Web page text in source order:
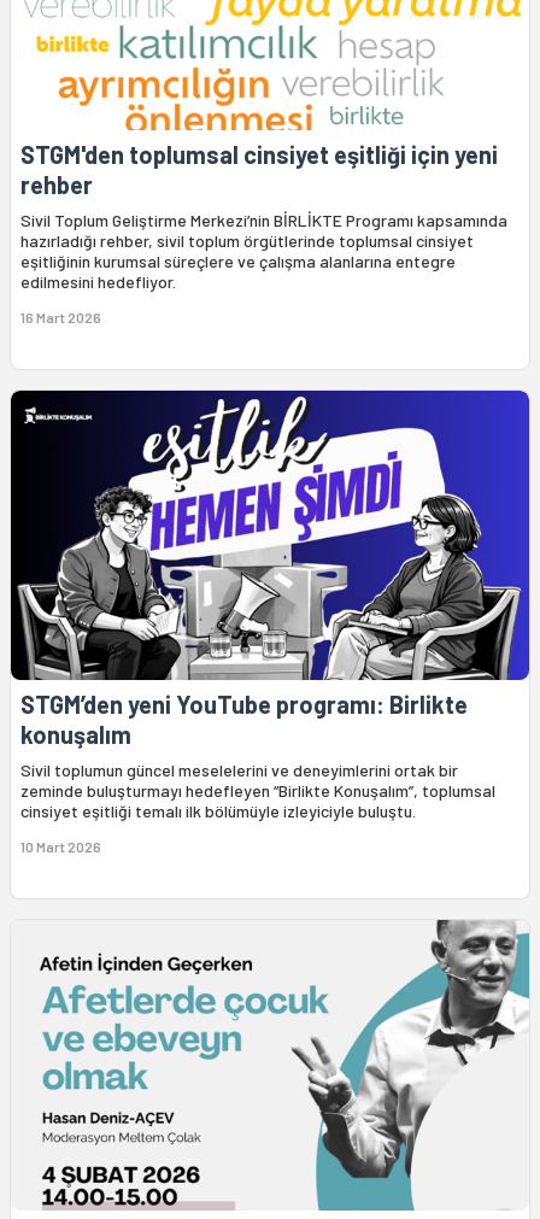
STGM'den toplumsal cinsiyet eşitliği için yeni
rehber
Sivil Toplum Geliştirme Merkezi’nin BİRLİKTE Programı kapsamında
hazırladığı rehber, sivil toplum örgütlerinde toplumsal cinsiyet
eşitliğinin kurumsal süreçlere ve çalışma alanlarına entegre
edilmesini hedefliyor.
16 Mart 2026
STGM’den yeni YouTube programı: Birlikte
konuşalım
Sivil toplumun güncel meselelerini ve deneyimlerini ortak bir
zeminde buluşturmayı hedefleyen “Birlikte Konuşalım”, toplumsal
cinsiyet eşitliği temalı ilk bölümüyle izleyiciyle buluştu.
10 Mart 2026